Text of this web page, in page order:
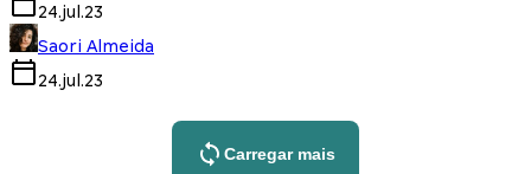
24.jul.23
Saori Almeida
24.jul.23
Carregar mais